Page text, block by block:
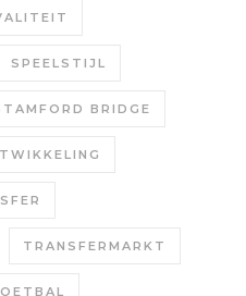
SPEELSTIJL
BRIDGE
TRANSFERMARKT